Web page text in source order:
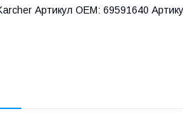
Артикул OEM: 69591640